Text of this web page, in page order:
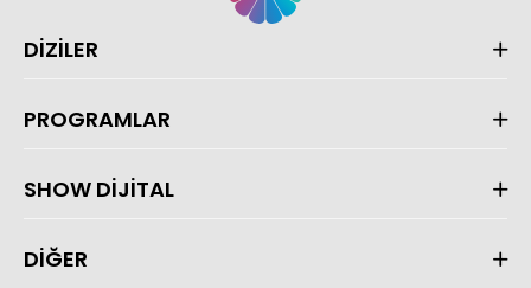
DİZİLER
PROGRAMLAR
SHOW DİJİTAL
DİĞER